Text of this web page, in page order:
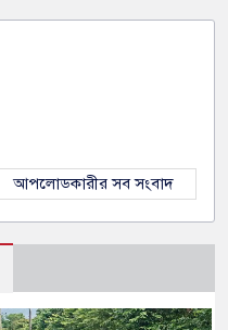
আপলোডকারীর সব সংবাদ